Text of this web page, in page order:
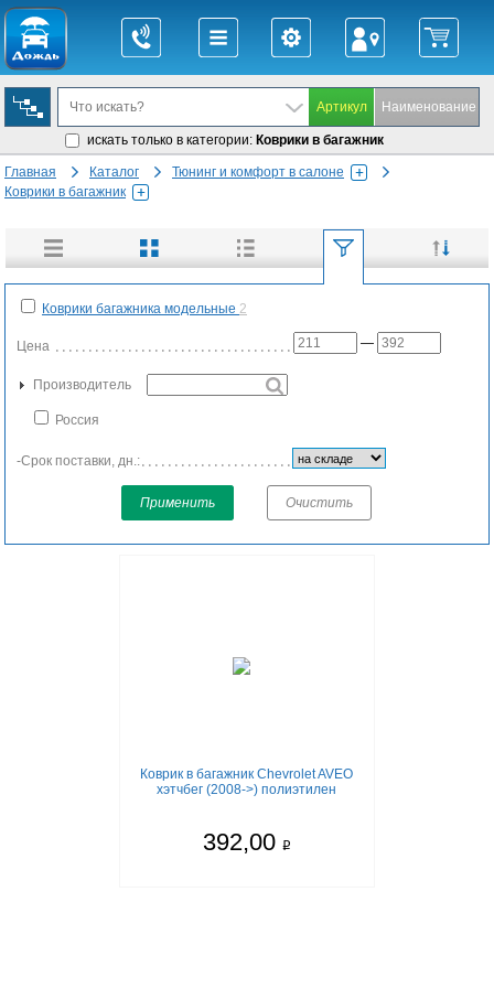
искать только в категории: Коврики в багажник
Главная Каталог
Тюнинг и комфорт в салоне
Коврики в багажник
Коврики багажника модельные 2
Цена —
Производитель
Россия
-Срок поставки, дн.:
Применить Очистить
Коврик в багажник Chevrolet AVEO
хэтчбег (2008->) полиэтилен
392,00 q